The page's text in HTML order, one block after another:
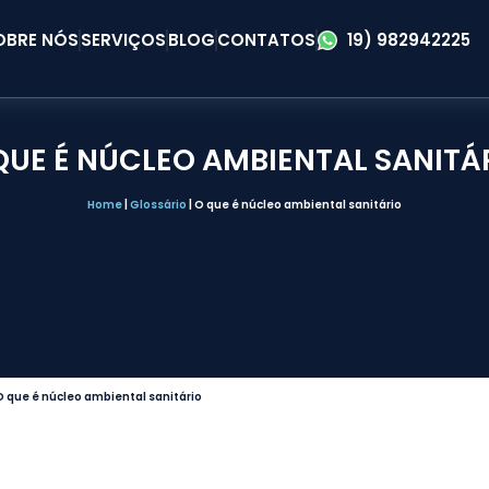
NÓSSERVIÇOSBLOGCONTATOS 19) 982942225
É NÚCLEO AMBIENTAL
Home Glossário O que é núcleo ambiental sanitário
que é núcleo ambiental sanitário